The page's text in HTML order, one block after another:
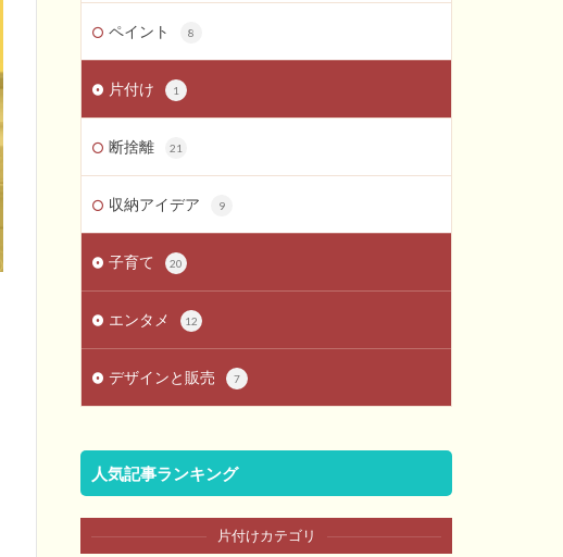
ペイント 8
片付け 1
断捨離 21
収納アイデア 9
子育て 20
エンタメ 12
デザインと販売 7
人気記事ランキング
片付けカテゴリ